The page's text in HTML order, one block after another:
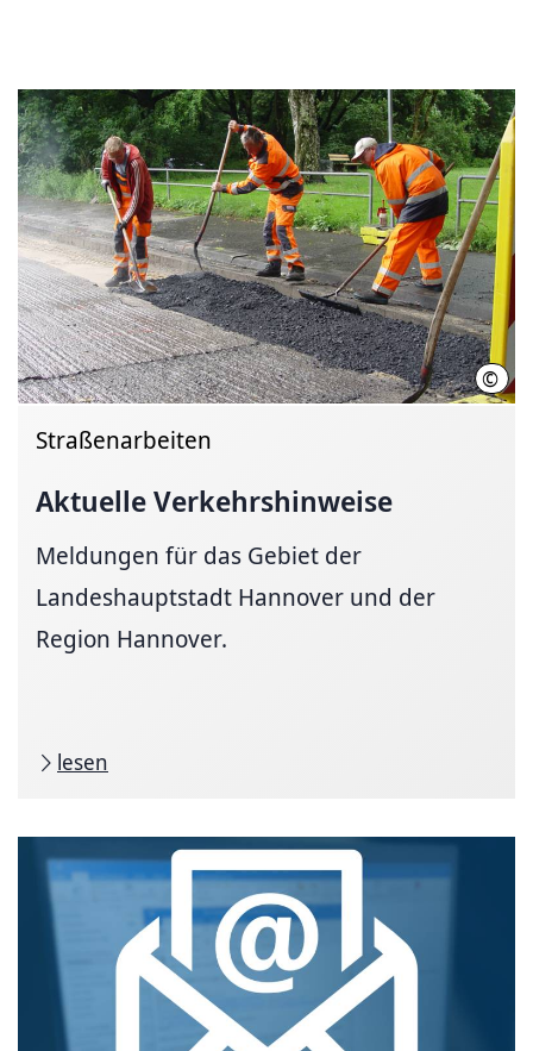
©
Straßenarbeiten
AktuelleVerkehrshinweise
Meldungen für das Gebiet der
Landeshauptstadt Hannover und der
Region Hannover.
lesen